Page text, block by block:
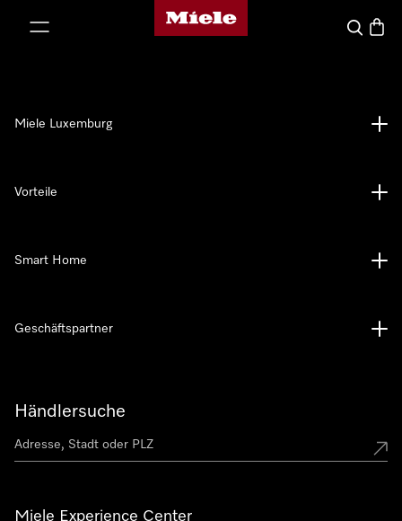
Miele-Homepage
Suche
Händlersuche
Miele Experience Center
Miele Luxemburg
Vorteile
Smart Home
Geschäftspartner